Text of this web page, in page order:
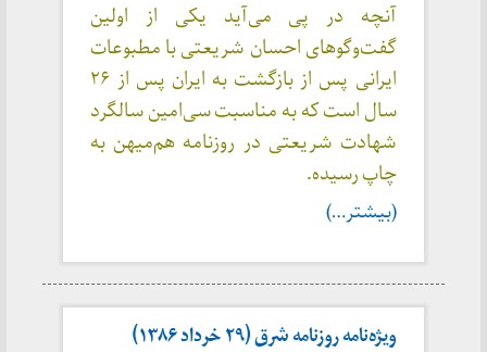
آنچه در پی‌ می‌آید یکی از اولین
گفت‌وگوهای احسان شریعتی با مطبوعات
ایرانی پس از بازگشت به ایران پس از ۲۶
سال است که به مناسبت سی‌امین سالگرد
شهادت شریعتی در روزنامه هم‌میهن به
چاپ رسیده.
(بیشتر…)
ویژه‌نامه روزنامه شرق (۲۹ خرداد ۱۳۸۶)